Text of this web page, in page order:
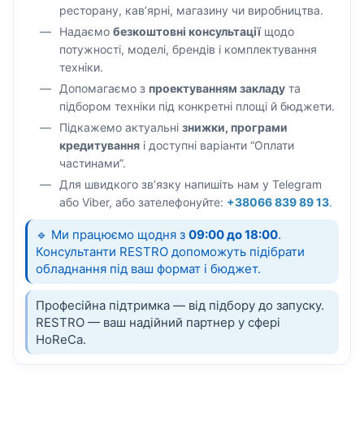
ресторану, кав’ярні, магазину чи виробництва.
Надаємо безкоштовні консультаціїщодо
потужності, моделі, брендів і комплектування
техніки.
Допомагаємо з проектуванням закладу та
підбором техніки під конкретні площі й бюджети.
Підкажемо актуальні знижки, програми
кредитування і доступні варіанти “Оплати
частинами”.
Для швидкого зв’язку напишіть нам у Telegram
або Viber, або зателефонуйте: +38066 839 89 13.
🔹 Ми працюємо щодня з 09:00 до 18:00.
Консультанти RESTRO допоможуть підібрати
обладнання під ваш формат і бюджет.
Професійна підтримка — від підбору до запуску.
RESTRO — ваш надійний партнер у сфері
HoReCa.